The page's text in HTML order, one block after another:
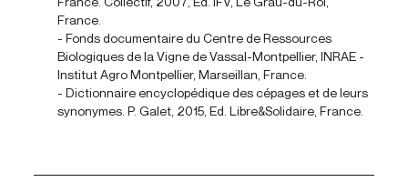
France.
- Fonds documentaire du Centre de Ressources
Biologiques de la Vigne de Vassal-Montpellier, INRAE -
Institut Agro Montpellier, Marseillan, France.
- Dictionnaire encyclopédique des cépages et de leurs
synonymes. P. Galet, 2015, Ed. Libre&Solidaire, France.